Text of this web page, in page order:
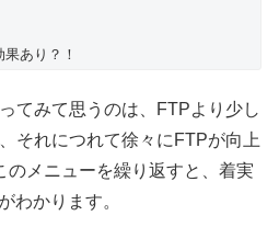
果あり？！
てみて思うのは、FTPより少し
それにつれて徐々にFTPが向上
のメニューを繰り返すと、着実
わかります。